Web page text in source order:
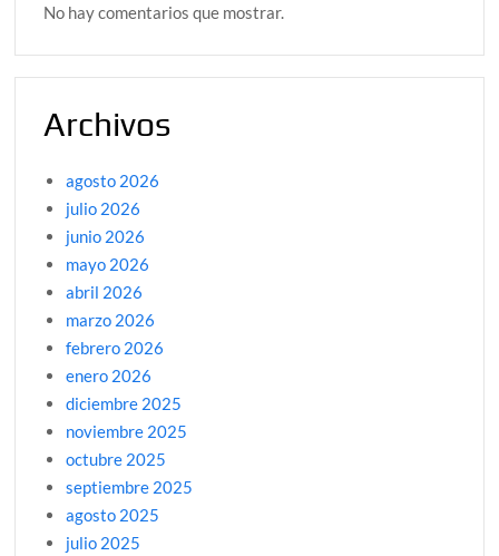
No hay comentarios que mostrar.
Archivos
agosto 2026
julio 2026
junio 2026
mayo 2026
abril 2026
marzo 2026
febrero 2026
enero 2026
diciembre 2025
noviembre 2025
octubre 2025
septiembre 2025
agosto 2025
julio 2025